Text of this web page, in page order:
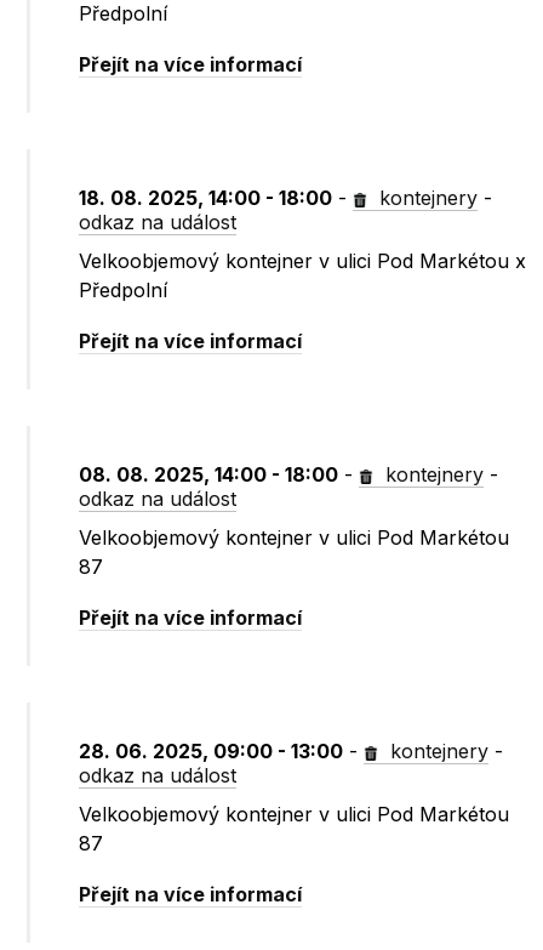
Předpolní
Přejít na více informací
18. 08. 2025, 14:00 - 18:00 - kontejnery -
odkaz na událost
Velkoobjemový kontejner v ulici Pod Markétou x
Předpolní
Přejít na více informací
08. 08. 2025, 14:00 - 18:00 - kontejnery -
odkaz na událost
Velkoobjemový kontejner v ulici Pod Markétou
87
Přejít na více informací
28. 06. 2025, 09:00 - 13:00 - kontejnery -
odkaz na událost
Velkoobjemový kontejner v ulici Pod Markétou
87
Přejít na více informací